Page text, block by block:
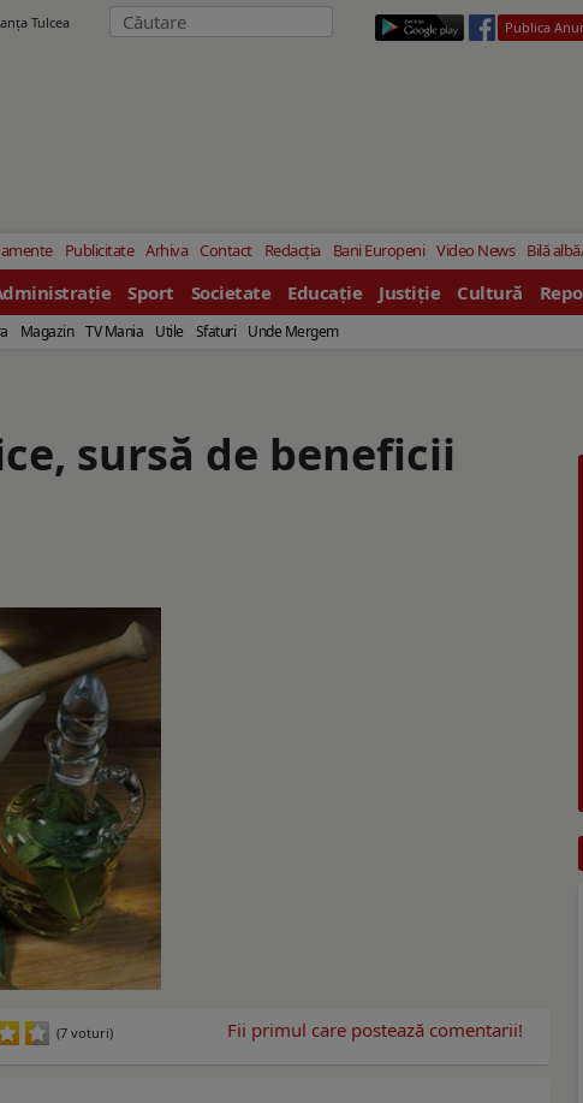
Tulcea
Publica
Publicitate Arhiva Contact Redacția Bani Europeni Video News Bilă
Sport Societate Educație Justiție Cultură
Magazin TV Mania Utile Sfaturi Unde Mergem
sursă de beneficii
(7 voturi) Fii primul care postează comentarii!